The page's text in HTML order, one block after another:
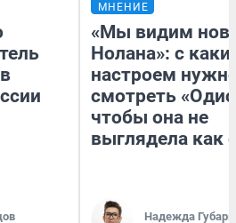
МНЕНИЕ
«Мы видим
Нолана»: с
настроем
смотреть
чтобы она не
выглядела как
Надежда Губарь